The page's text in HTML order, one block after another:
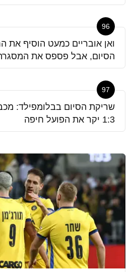
96
ואן אובריים כמעט הוסיף את
הסיום, אבל פספס את
97
שריקת הסיום בבלומפילד:
1:3 יקר את הפועל חיפה